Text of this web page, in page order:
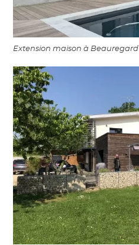
Extension maison à Beauregard